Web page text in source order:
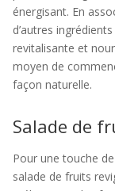
énergisant. En
d’autres
revitalisante et
moyen de
façon naturelle.
Salade de
Pour une touche
salade de fruits